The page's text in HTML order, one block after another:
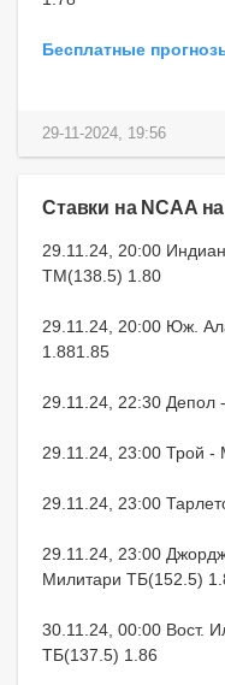
Бесплатные
29-11-2024, 19:56
Ставки на NCAA
29.11.24, 20:00
ТМ(138.5) 1.80
29.11.24, 20:00 Юж.
1.881.85
29.11.24, 22:30 Депол
29.11.24, 23:00 Трой
29.11.24, 23:00
29.11.24, 23:00
Милитари ТБ(152.5)
30.11.24, 00:00 Вост.
ТБ(137.5) 1.86